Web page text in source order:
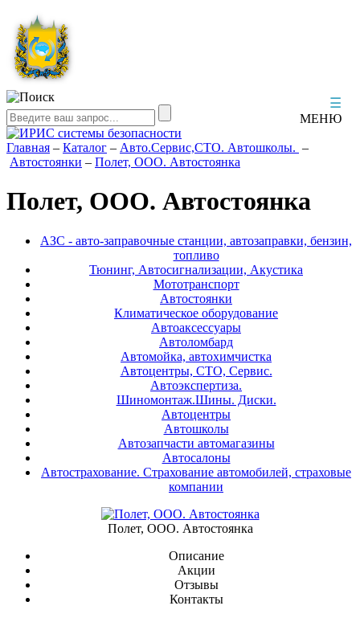
☰
МЕНЮ
Главная – Каталог – Авто.Сервис,СТО. Автошколы. –
Автостоянки – Полет, ООО. Автостоянка
Полет, ООО. Автостоянка
АЗС - авто-заправочные станции, автозаправки, бензин,
топливо
Тюнинг, Автосигнализации, Акустика
Мототранспорт
Автостоянки
Климатическое оборудование
Автоаксессуары
Автоломбард
Автомойка, автохимчистка
Автоцентры, СТО, Сервис.
Автоэкспертиза.
Шиномонтаж.Шины. Диски.
Автоцентры
Автошколы
Автозапчасти автомагазины
Автосалоны
Автострахование. Страхование автомобилей, страховые
компании
Полет, ООО. Автостоянка
Описание
Акции
Отзывы
Контакты